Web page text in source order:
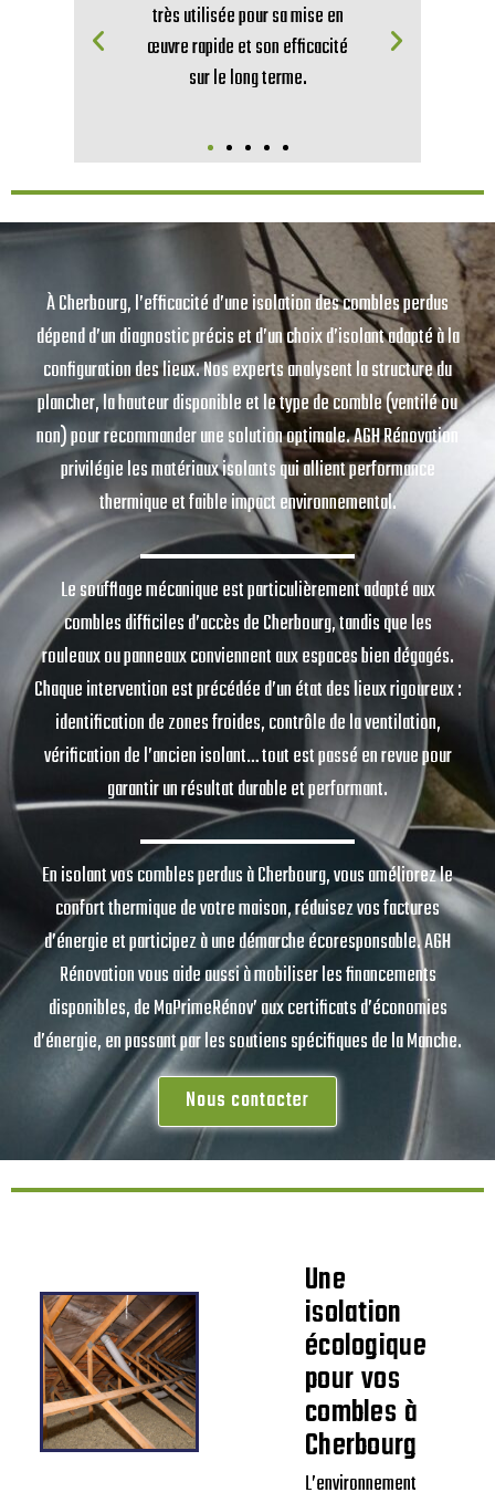
très utilisée pour sa mise en
œuvre rapide et son efficacité
sur le long terme.
À Cherbourg, l’efficacité d’une isolation des combles perdus
dépend d’un diagnostic précis et d’un choix d’isolant adapté à la
configuration des lieux. Nos experts analysent la structure du
plancher, la hauteur disponible et le type de comble (ventilé ou
non) pour recommander une solution optimale. AGH Rénovation
privilégie les matériaux isolants qui allient performance
thermique et faible impact environnemental.
Le soufflage mécanique est particulièrement adapté aux
combles difficiles d’accès de Cherbourg, tandis que les
rouleaux ou panneaux conviennent aux espaces bien dégagés.
Chaque intervention est précédée d’un état des lieux rigoureux :
identification de zones froides, contrôle de la ventilation,
vérification de l’ancien isolant… tout est passé en revue pour
garantir un résultat durable et performant.
En isolant vos combles perdus à Cherbourg, vous améliorez le
confort thermique de votre maison, réduisez vos factures
d’énergie et participez à une démarche écoresponsable. AGH
Rénovation vous aide aussi à mobiliser les financements
disponibles, de MaPrimeRénov’ aux certificats d’économies
d’énergie, en passant par les soutiens spécifiques de la Manche.
Nous contacter
Une
isolation
écologique
pour vos
combles à
Cherbourg
L’environnement